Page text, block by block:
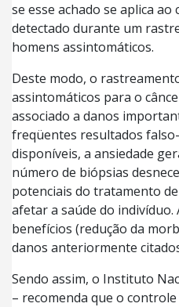
se esse achado se aplica
detectado durante um
homens assintomáticos.
Deste modo, o
assintomáticos para o
associado a danos
freqüentes resultados
disponíveis, a ansiedade
número de biópsias
potenciais do tratamento
afetar a saúde do indivíduo.
benefícios (redução da
danos anteriormente
Sendo assim, o Instituto
– recomenda que o